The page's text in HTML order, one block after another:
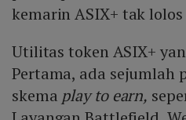
kemarin ASIX+ tak
Utilitas token ASIX+
Pertama, ada sejumlah
skema play to earn,